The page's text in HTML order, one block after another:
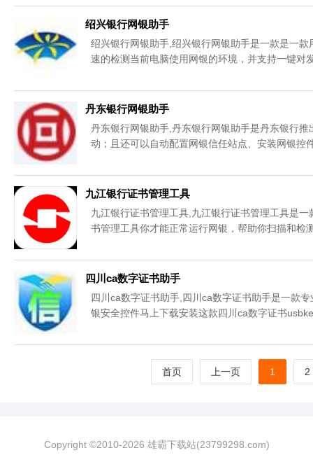
绍兴银行网银助手
绍兴银行网银助手,绍兴银行网银助手是一款是一
速的检测当前电脑使用网银的环境，并支持一键对
丹东银行网银助手
丹东银行网银助手,丹东银行网银助手是丹东银行
动；且还可以自动配置网银信任站点、安装网银控
九江银行证书管理工具
九江银行证书管理工具,九江银行证书管理工具是
书管理工具你才能正常运行网银，帮助你扫描和检
四川ca数字证书助手
四川ca数字证书助手,四川ca数字证书助手是一款
银安全控件马上下载安装这款四川ca数字证书
首页 上一页 1 2
Copyright ©2010-2026 雄霸下载站(23799298.com)